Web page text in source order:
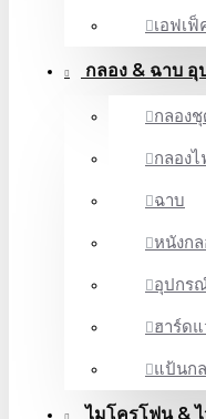
เอฟเฟ็
กลอง & ฉาบ
กลอง
กลอง
ฉาบ
หนังกล
อุปกร
ฮาร์ด
แป้นก
ไมโครโฟน &